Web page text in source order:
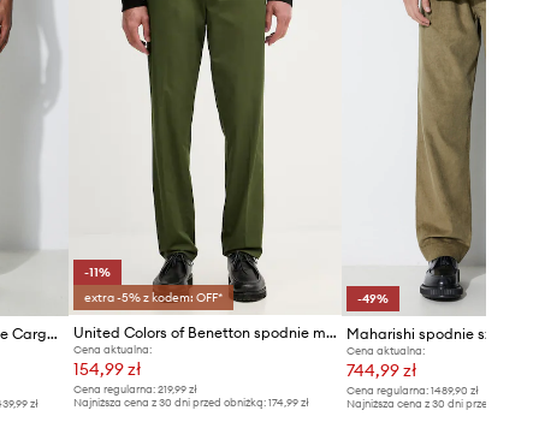
Tabela rozmiarów
Stan Ray spodnie bawełniane Cargo Pant
zł
-11%
extra -5% z kodem: OFF*
United Colors of Benetton spodnie męskie bawełniane
Cena aktualna:
154,99 zł
Cena regularna:219,99 zł
Najniższa cena z 30 dni przed obniżką:174,99 zł
-49%
Cena aktualna:
744,99 zł
Cena regularna: 1489,90 zł
Najniższa cena z 30 dni przed obniżką: